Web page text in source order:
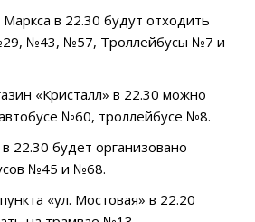
в 22.30 будут отходить
№43, №57, Троллейбусы №7 и
«Кристалл» в 22.30 можно
№60, троллейбусе №8.
22.30 будет организовано
№45 и №68.
«ул. Мостовая» в 22.20